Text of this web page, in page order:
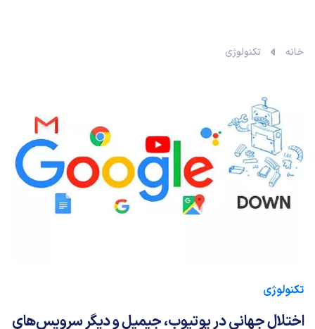
خانه تکنولوژی
تکنولوژی
اختلال جهانی در یوتیوب، جیمیل و دیگر سرویس‌های